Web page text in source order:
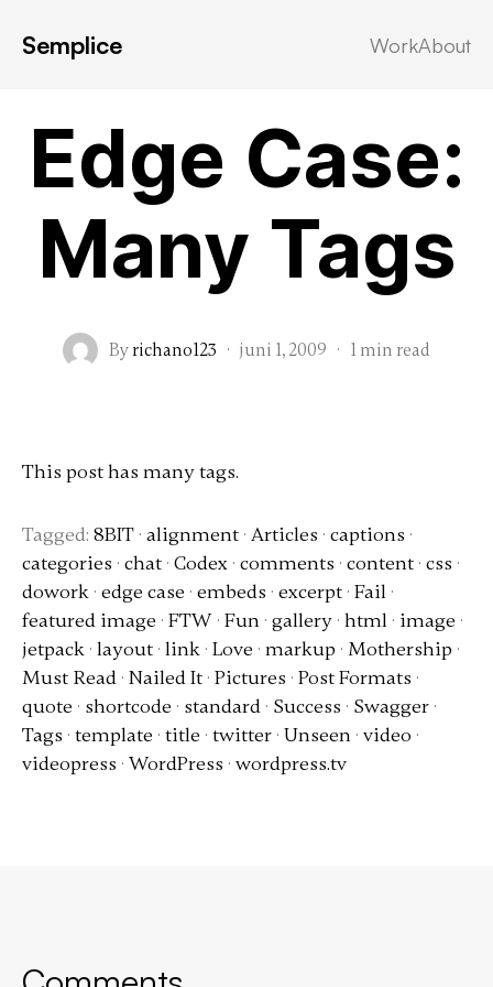
Semplice WorkAbout
Edge Case:
Many Tags
Byrichano123 · juni 1, 2009 · 1 min read
This post has many tags.
Tagged: 8BIT· alignment· Articles · captions ·
categories · chat· Codex· comments · content· css ·
dowork· edge case · embeds · excerpt· Fail·
featured image · FTW· Fun· gallery· html· image ·
jetpack· layout· link· Love · markup · Mothership ·
Must Read· Nailed It· Pictures · Post Formats ·
quote · shortcode · standard· Success · Swagger·
Tags · template · title · twitter· Unseen· video ·
videopress · WordPress · wordpress.tv